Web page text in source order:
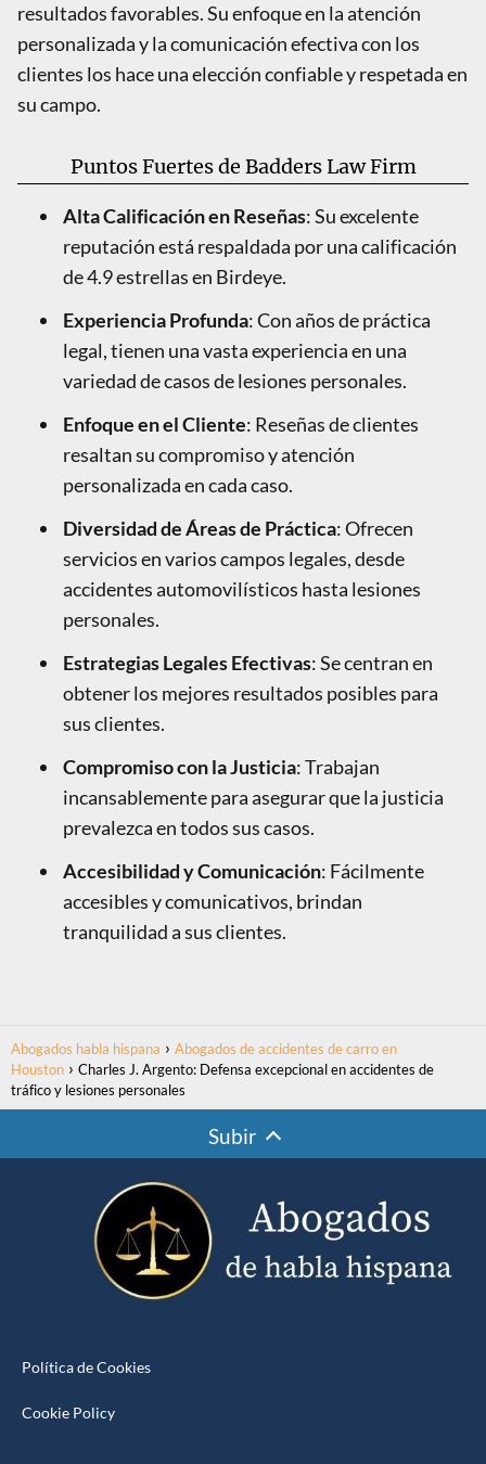
resultados favorables. Su enfoque en la atención
personalizada y la comunicación efectiva con los
clientes los hace una elección confiable y respetada en
su campo.
Puntos Fuertes de Badders Law Firm
Alta Calificación en Reseñas: Su excelente
reputación está respaldada por una calificación
de 4.9 estrellas en Birdeye.
Experiencia Profunda: Con años de práctica
legal, tienen una vasta experiencia en una
variedad de casos de lesiones personales.
Enfoque en el Cliente: Reseñas de clientes
resaltan su compromiso y atención
personalizada en cada caso.
Diversidad de Áreas de Práctica: Ofrecen
servicios en varios campos legales, desde
accidentes automovilísticos hasta lesiones
personales.
Estrategias Legales Efectivas: Se centran en
obtener los mejores resultados posibles para
sus clientes.
Compromiso con la Justicia: Trabajan
incansablemente para asegurar que la justicia
prevalezca en todos sus casos.
Accesibilidad y Comunicación: Fácilmente
accesibles y comunicativos, brindan
tranquilidad a sus clientes.
Abogados habla hispana
Abogados de accidentes de carro en
Houston
Charles J. Argento: Defensa excepcional en accidentes de
tráfico y lesiones personales
Subir
Política de Cookies
Cookie Policy